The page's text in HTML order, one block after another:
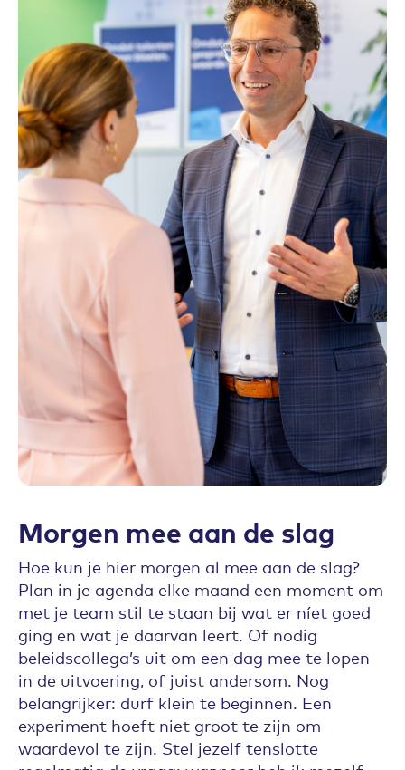
Morgen mee aan de slag
Hoe kun je hier morgen al mee aan de slag?
Plan in je agenda elke maand een moment om
met je team stil te staan bij wat er níet goed
ging en wat je daarvan leert. Of nodig
beleidscollega’s uit om een dag mee te lopen
in de uitvoering, of juist andersom. Nog
belangrijker: durf klein te beginnen. Een
experiment hoeft niet groot te zijn om
waardevol te zijn. Stel jezelf tenslotte